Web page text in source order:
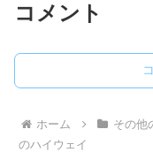
コメント
ホーム その他
のハイウェイ